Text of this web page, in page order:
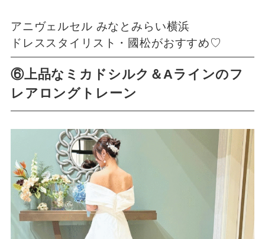
アニヴェルセル みなとみらい横浜
ドレススタイリスト・國松がおすすめ♡
⑥上品なミカドシルク＆Aラインのフ
レアロングトレーン